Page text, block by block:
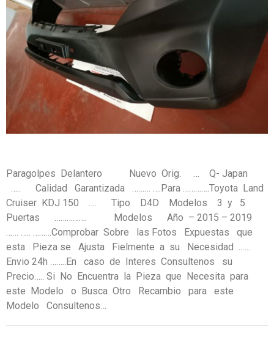
Paragolpes Delantero Nuevo Orig. … Q- Japan
….. Calidad Garantizada ……… ….Para ………….Toyota Land
Cruiser KDJ 150 …. Tipo D4D Modelos 3 y 5
Puertas ……………. Modelos Año – 2015 – 2019
…… ….. ………Comprobar Sobre las Fotos Expuestas que
esta Pieza se Ajusta Fielmente a su Necesidad …….
Envio 24h ……..En caso de Interes Consultenos su
Precio….. Si No Encuentra la Pieza que Necesita para
este Modelo o Busca Otro Recambio para este
Modelo Consultenos…